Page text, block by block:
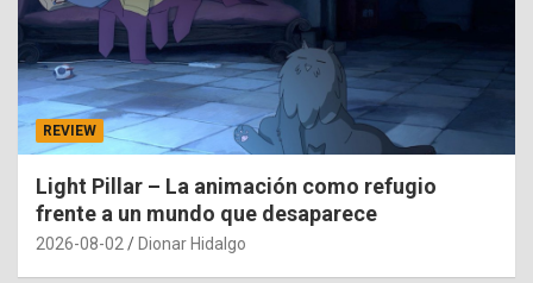
REVIEW
Light Pillar – La animación como refugio
frente a un mundo que desaparece
2026-08-02 Dionar Hidalgo